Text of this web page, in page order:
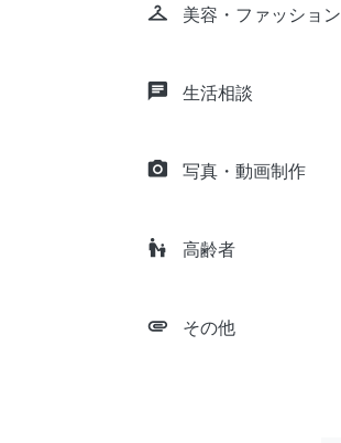
checkroom 美容・ファッション
chat 生活相談
camera_alt 写真・動画制作
escalator_warning 高齢者
attachment その他